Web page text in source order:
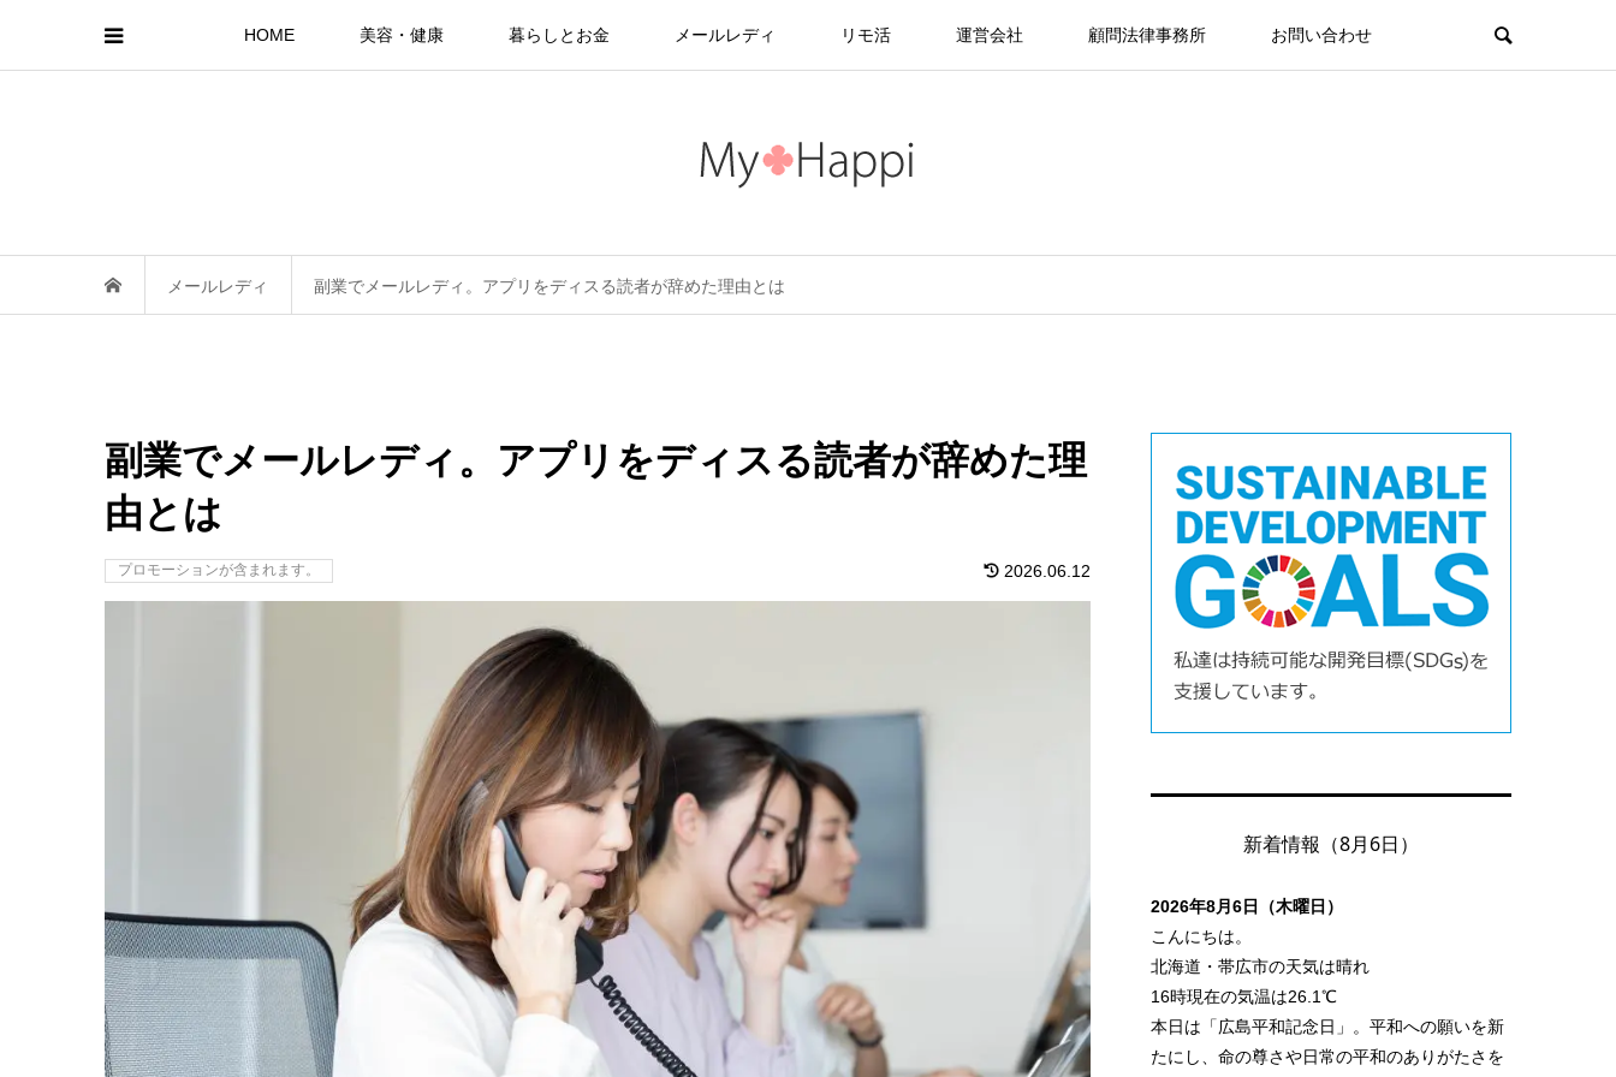
HOME 美容・健康 暮らしとお金 メールレディ リモ活 運営会社 顧問法律事務所 お問い合わせ
メールレディ 副業でメールレディ。アプリをディスる読者が辞めた理由とは
副業でメールレディ。アプリをディスる読者が辞めた理
由とは
2026.06.12
プロモーションが含まれます。
新着情報（8月6日）
2026年8月6日（木曜日）
こんにちは。
北海道・帯広市の天気は晴れ
16時現在の気温は26.1℃
本日は「広島平和記念日」。平和への願いを新
たにし、命の尊さや日常の平和のありがたさを